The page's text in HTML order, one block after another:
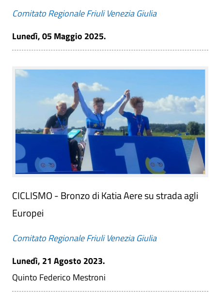
Comitato Regionale Friuli Venezia Giulia
Lunedì, 05 Maggio 2025.
CICLISMO - Bronzo di Katia Aere su strada agli
Europei
Comitato Regionale Friuli Venezia Giulia
Lunedì, 21 Agosto 2023.
Quinto Federico Mestroni